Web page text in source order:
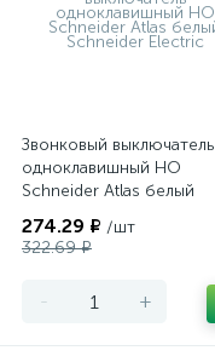
Звонковый выключатель
одноклавишный НО
Schneider Atlas белый
274.29 ₽ /шт
322.69 ₽
- +